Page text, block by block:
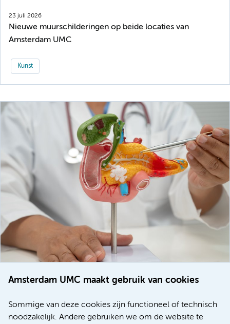
Amsterdam UMC maakt gebruik van cookies
Sommige van deze cookies zijn functioneel of technisch
noodzakelijk. Andere gebruiken we om de website te
23 juli 2026
Nieuwe muurschilderingen op beide locaties van
Amsterdam UMC
Kunst
voor patiënten met alvleesklierkanker verbeteren